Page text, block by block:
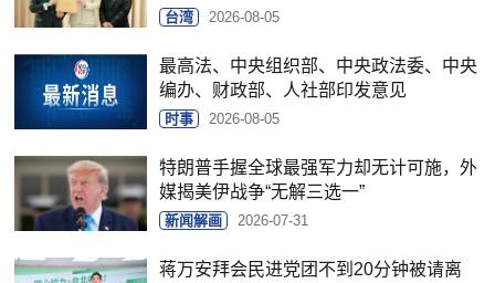
台湾 2026-08-05
最高法、中央组织部、中央政法委、中央
编办、财政部、人社部印发意见
时事 2026-08-05
特朗普手握全球最强军力却无计可施，外
媒揭美伊战争“无解三选一”
新闻解画 2026-07-31
蒋万安拜会民进党团不到20分钟被请离